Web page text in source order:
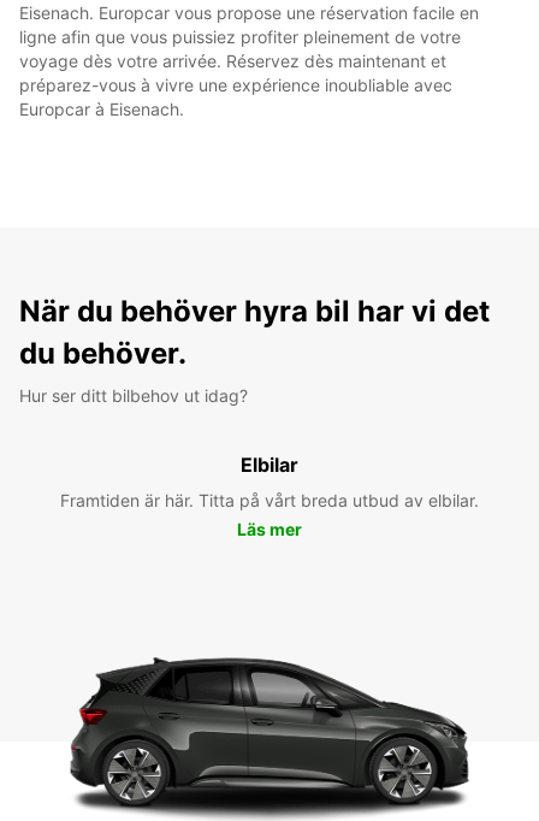
Eisenach. Europcar vous propose une réservation facile en
ligne afin que vous puissiez profiter pleinement de votre
voyage dès votre arrivée. Réservez dès maintenant et
préparez-vous à vivre une expérience inoubliable avec
Europcar à Eisenach.
När du behöver hyra bil har vi det
du behöver.
Hur ser ditt bilbehov ut idag?
Elbilar
Framtiden är här. Titta på vårt breda utbud av elbilar.
Läs mer